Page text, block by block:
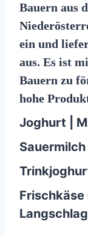
Bauern aus
ein und
aus. Es ist
Bauern zu
hohe
Joghurt |
Langschlag